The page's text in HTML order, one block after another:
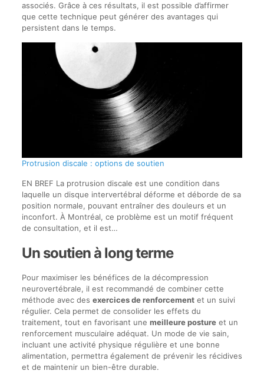
associés. Grâce à ces résultats, il est possible d’affirmer
que cette technique peut générer des avantages qui
persistent dans le temps.
Protrusion discale : options de soutien
EN BREF La protrusion discale est une condition dans
laquelle un disque intervertébral déforme et déborde de sa
position normale, pouvant entraîner des douleurs et un
inconfort. À Montréal, ce problème est un motif fréquent
de consultation, et il est…
Un soutien à long terme
Pour maximiser les bénéfices de la décompression
neurovertébrale, il est recommandé de combiner cette
méthode avec des exercices de renforcementet un suivi
régulier. Cela permet de consolider les effets du
traitement, tout en favorisant une meilleure postureet un
renforcement musculaire adéquat. Un mode de vie sain,
incluant une activité physique régulière et une bonne
alimentation, permettra également de prévenir les récidives
et de maintenir un bien-être durable.